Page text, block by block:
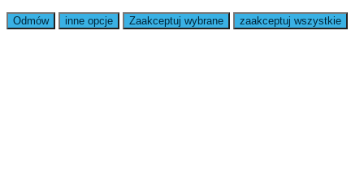
Odmów inne opcje Zaakceptuj wybrane zaakceptuj wszystkie